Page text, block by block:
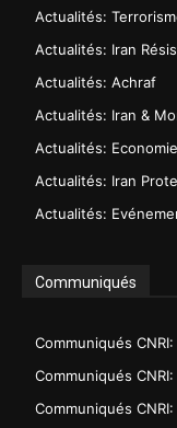
Actualités:
Actualités: Iran
Actualités: Achraf
Actualités: Iran &
Actualités: Economie
Actualités: Iran
Actualités:
Communiqués
Communiqués
Communiqués
Communiqués